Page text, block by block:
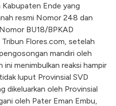
Ende yang
resmi Nomor 248 dan
BU18/BPKAD
Flores.com, setelah
mandiri oleh
ini menimbulkan reaksi hampir
luput Provinsial SVD
dikeluarkan oleh Provinsial
oleh Pater Eman Embu,